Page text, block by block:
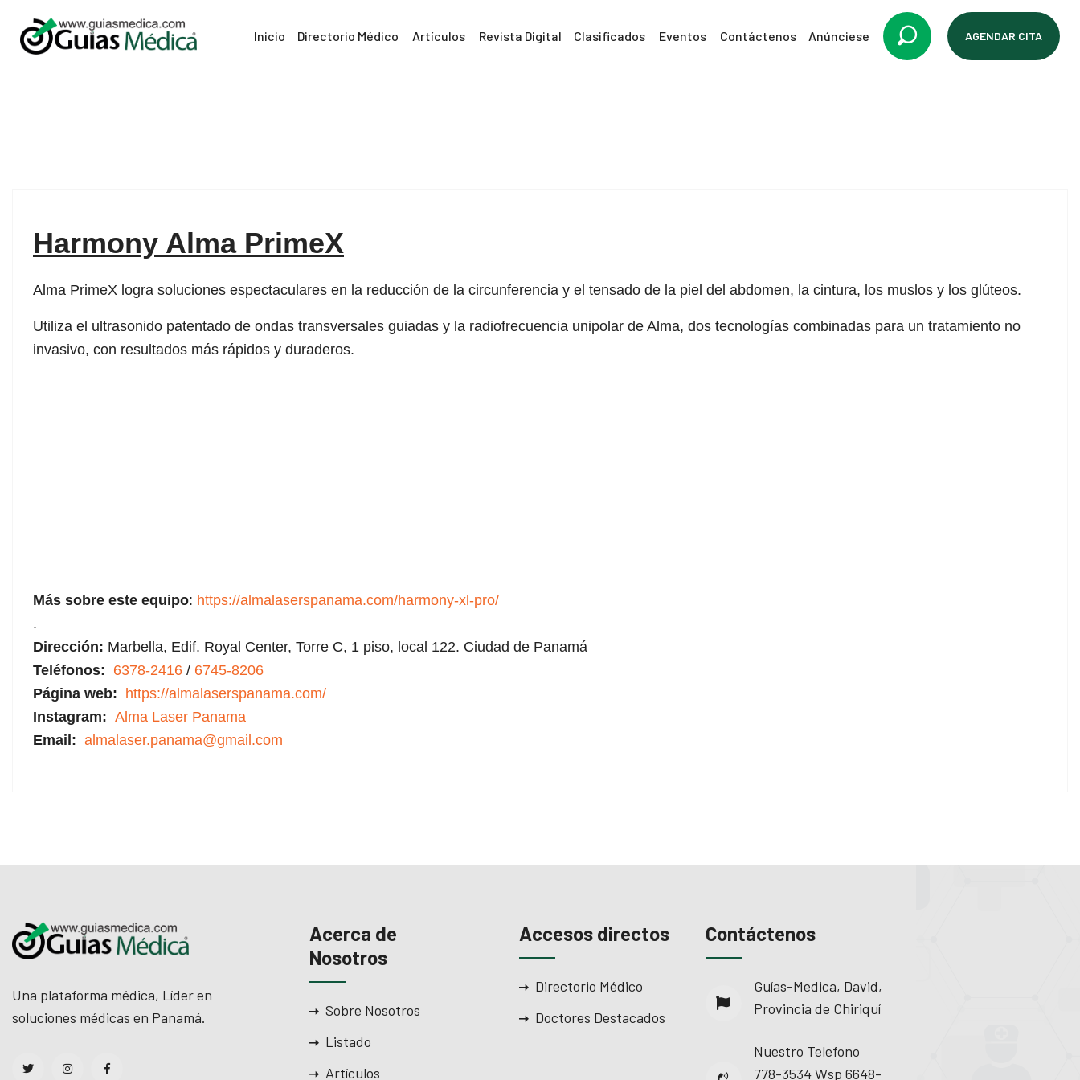
Inicio Directorio Médico Artículos Revista Digital Clasificados Eventos Contáctenos Anúnciese AGENDAR CITA
Harmony Alma PrimeX
Alma PrimeX logra soluciones espectaculares en la reducción de la circunferencia y el tensado de la piel del abdomen, la cintura, los muslos y los glúteos.
Utiliza el ultrasonido patentado de ondas transversales guiadas y la radiofrecuencia unipolar de Alma, dos tecnologías combinadas para un tratamiento no
invasivo, con resultados más rápidos y duraderos.
Más sobre este equipo: https://almalaserspanama.com/harmony-xl-pro/
.
Dirección: Marbella, Edif. Royal Center, Torre C, 1 piso, local 122. Ciudad de Panamá
Teléfonos: 6378-2416 / 6745-8206
Página web: https://almalaserspanama.com/
Instagram: Alma Laser Panama
Email: almalaser.panama@gmail.com
Una plataforma médica, Líder en
soluciones médicas en Panamá.
Acerca de
Nosotros
Sobre Nosotros
Listado
Artículos
Accesos directos
Directorio Médico
Doctores Destacados
Contáctenos
Guías-Medica, David,
Provincia de Chiriquí
Nuestro Telefono
778-3534 Wsp 6648-